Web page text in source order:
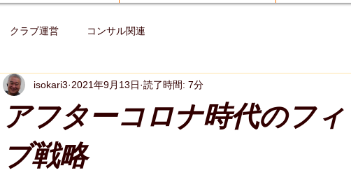
クラブ運営 コンサル関連
アフターコロナ時代のフ
ブ戦略
isokari3 2021年9月13日 読了時間: 7分